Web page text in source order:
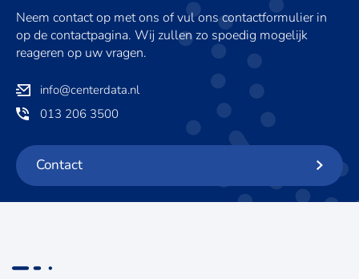
Neem contact op met ons of vul ons contactformulier in
op de contactpagina. Wij zullen zo spoedig mogelijk
reageren op uw vragen.
info@centerdata.nl
013 206 3500
Contact